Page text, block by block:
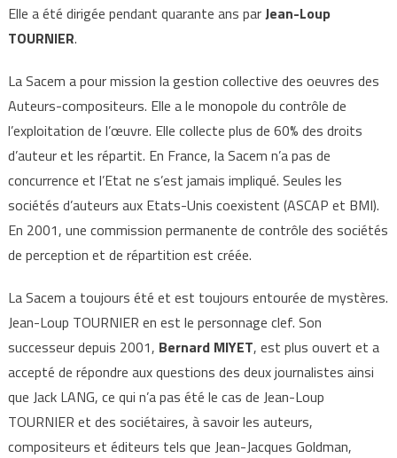
Elle a été dirigée pendant quarante ans parJean-Loup
TOURNIER.
La Sacem a pour mission la gestion collective des oeuvres des
Auteurs-compositeurs. Elle a le monopole du contrôle de
l’exploitation de l’œuvre. Elle collecte plus de 60% des droits
d’auteur et les répartit. En France, la Sacem n’a pas de
concurrence et l’Etat ne s’est jamais impliqué. Seules les
sociétés d’auteurs aux Etats-Unis coexistent (ASCAP et BMI).
En 2001, une commission permanente de contrôle des sociétés
de perception et de répartition est créée.
La Sacem a toujours été et est toujours entourée de mystères.
Jean-Loup TOURNIER en est le personnage clef. Son
successeur depuis 2001, Bernard MIYET, est plus ouvert et a
accepté de répondre aux questions des deux journalistes ainsi
que Jack LANG, ce qui n’a pas été le cas de Jean-Loup
TOURNIER et des sociétaires, à savoir les auteurs,
compositeurs et éditeurs tels que Jean-Jacques Goldman,